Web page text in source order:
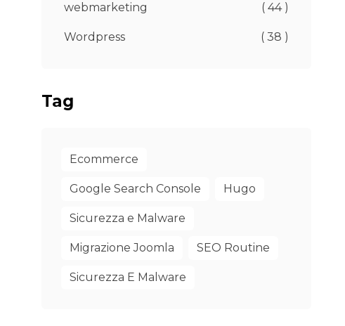
webmarketing ( 44 )
Wordpress ( 38 )
Tag
Ecommerce
Google Search Console Hugo
Sicurezza e Malware
Migrazione Joomla SEO Routine
Sicurezza E Malware